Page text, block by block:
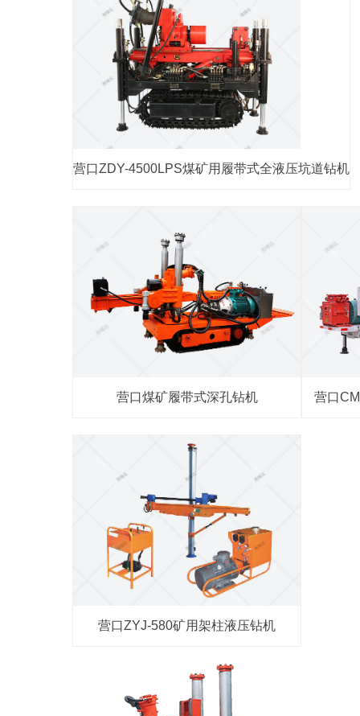
营口ZDY-4500LPS煤矿用履带式全液压坑道钻机
营口煤矿履带式深孔钻机 营口
营口ZYJ-580矿用架柱液压钻机